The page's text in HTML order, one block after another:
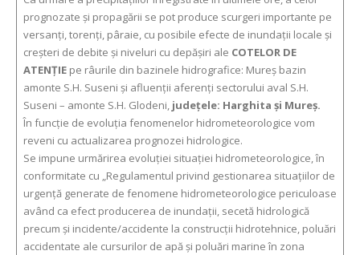
prognozate şi propagării se pot produce scurgeri importante pe
versanţi, torenţi, pâraie, cu posibile efecte de inundaţii locale şi
creşteri de debite şi niveluri cu depăşiri ale COTELOR DE
ATENŢIE pe râurile din bazinele hidrografice: Mureș bazin
amonte S.H. Suseni și afluenții aferenți sectorului aval S.H.
Suseni – amonte S.H. Glodeni, județele: Harghita și Mureș.
În funcție de evoluția fenomenelor hidrometeorologice vom
reveni cu actualizarea prognozei hidrologice.
Se impune urmărirea evoluției situației hidrometeorologice, în
conformitate cu „Regulamentul privind gestionarea situațiilor de
urgență generate de fenomene hidrometeorologice periculoase
având ca efect producerea de inundații, secetă hidrologică
precum și incidente/accidente la construcții hidrotehnice, poluări
accidentate ale cursurilor de apă și poluări marine în zona